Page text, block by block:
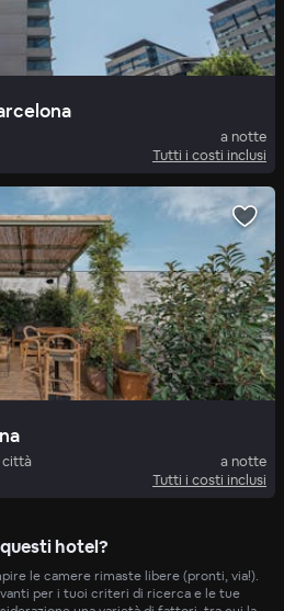
a notte
Tutti i costi inclusi
città
a notte
Tutti i costi inclusi
hotel?
le camere rimaste libere (pronti, via!).
per i tuoi criteri di ricerca e le tue